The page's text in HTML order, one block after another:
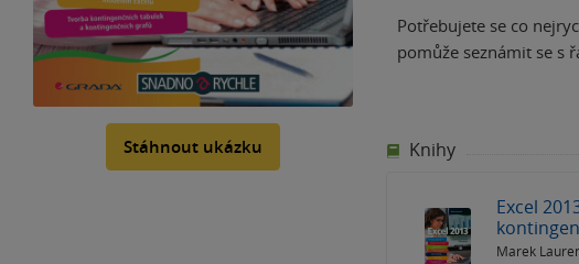
Stáhnout ukázku
Potřebujete se co
pomůže seznámit se s
Knihy
Excel
Marek